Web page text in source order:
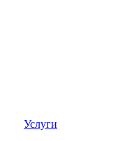
Услуги